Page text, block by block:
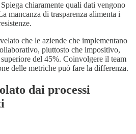
Spiega chiaramente quali dati vengono
mancanza di trasparenza alimenta i
che le aziende che implementano
piuttosto che impositivo,
del 45%. Coinvolgere il team
delle metriche può fare la differenza.
dai processi